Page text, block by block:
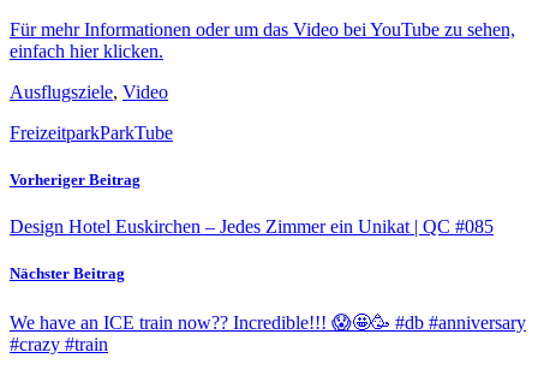
Für mehr Informationen oder um das Video bei YouTube zu sehen,
einfach hier klicken.
Ausflugsziele, Video
FreizeitparkParkTube
Vorheriger Beitrag
Design Hotel Euskirchen – Jedes Zimmer ein Unikat | QC #085
Nächster Beitrag
We have an ICE train now?? Incredible!!! 😱🤩🥳 #db #anniversary
#crazy #train